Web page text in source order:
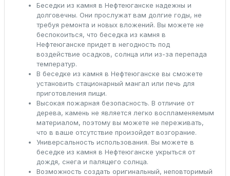
Беседки из камня в Нефтеюганске надежны и
долговечны. Они прослужат вам долгие годы, не
требуя ремонта и новых вложений. Вы можете не
беспокоиться, что беседка из камня в
Нефтеюганске придет в негодность под
воздействие осадков, солнца или из-за перепада
температур.
В беседке из камня в Нефтеюганске вы сможете
установить стационарный мангал или печь для
приготовления пищи.
Высокая пожарная безопасность. В отличие от
дерева, камень не является легко воспламеняемым
материалом, поэтому вы можете не переживать,
что в ваше отсутствие произойдет возгорание.
Универсальность использования. Вы можете в
беседке из камня в Нефтеюганске укрыться от
дождя, снега и палящего солнца.
Возможность создать оригинальный, неповторимый